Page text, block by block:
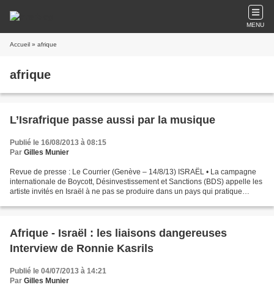
MENU
Accueil » afrique
afrique
L’Israfrique passe aussi par la musique
Publié le 16/08/2013 à 08:15
Par Gilles Munier
Revue de presse : Le Courrier (Genève – 14/8/13) ISRAËL • La campagne
internationale de Boycott, Désinvestissement et Sanctions (BDS) appelle les
artiste invités en Israël à ne pas se produire dans un pays qui pratique
Afrique - Israël : les liaisons dangereuses
Interview de Ronnie Kasrils
Publié le 04/07/2013 à 14:21
Par Gilles Munier